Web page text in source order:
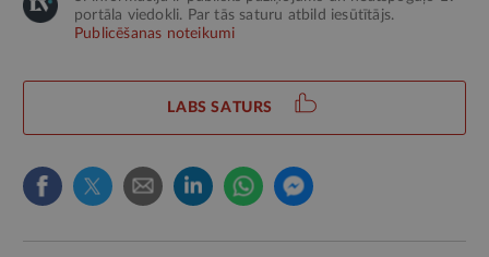
portāla viedokli. Par tās saturu atbild iesūtītājs.
Publicēšanas noteikumi
LABS SATURS